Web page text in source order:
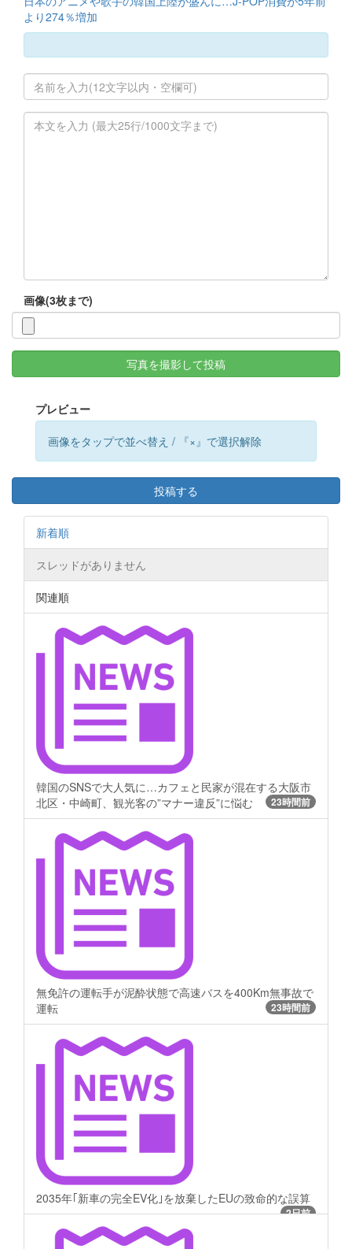
より274％増加
画像(3枚まで)
写真を撮影して投稿
プレビュー
画像をタップで並べ替え / 『×』で選択解除
投稿する
新着順
スレッドがありません
関連順
韓国のSNSで大人気に…カフェと民家が混在する大阪市
北区・中崎町、観光客の”マナー違反”に悩む
23時間前
無免許の運転手が泥酔状態で高速バスを400Km無事故で
運転
23時間前
2035年｢新車の完全EV化｣を放棄したEUの致命的な誤算
2日前